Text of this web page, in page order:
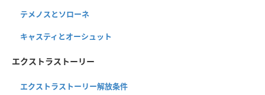
テメノスとソローネ
キャスティとオーシュット
エクストラストーリー
エクストラストーリー解放条件